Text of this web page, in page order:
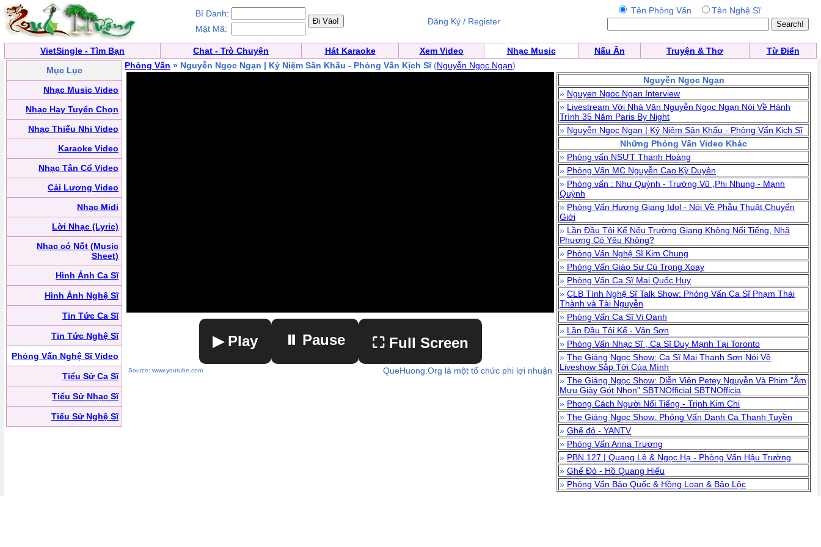
Bí Danh:
Mật Mã:
Đăng Ký / Register
Tên Phỏng Vấn Tên Nghệ Sĩ
VietSingle - Tìm Bạn Chat - Trò Chuyện Hát Karaoke Xem Video Nhạc Music Nấu Ăn Truyện & Thơ
Từ Điển
Mục Lục
Nhạc Music Video
Nhạc Hay Tuyển Chọn
Nhạc Thiếu Nhi Video
Karaoke Video
Nhạc Tân Cổ Video
Cải Lương Video
Nhạc Midi
Lời Nhạc (Lyric)
Nhạc có Nốt (Music
Sheet)
Hình Ảnh Ca Sĩ
Hình Ảnh Nghệ Sĩ
Tin Tức Ca Sĩ
Tin Tức Nghệ Sĩ
Phỏng Vấn Nghệ Sĩ Video
Tiểu Sử Ca Sĩ
Tiểu Sử Nhạc Sĩ
Tiểu Sử Nghệ Sĩ
Phỏng Vấn » Nguyễn Ngọc Ngạn | Kỷ Niệm Sân Khấu - Phỏng Vấn Kịch Sĩ(Nguyễn Ngọc Ngạn)
▶ Play ⏸ Pause ⛶ Full Screen
Source: www.youtube.com QueHuong.Org là một tổ chức phi lợi nhuận
Nguyễn Ngọc Ngạn
» Nguyen Ngoc Ngan Interview
» Livestream Với Nhà Văn Nguyễn Ngọc Ngạn Nói Về Hành
Trình 35 Năm Paris By Night
» Nguyễn Ngọc Ngạn | Kỷ Niệm Sân Khấu - Phỏng Vấn Kịch Sĩ
Những Phỏng Vấn Video Khác
» Phỏng vấn NSƯT Thanh Hoàng
» Phỏng Vấn MC Nguyễn Cao Kỳ Duyên
» Phỏng vấn : Như Quỳnh - Trường Vũ ,Phi Nhung - Mạnh
Quỳnh
» Phỏng Vấn Hương Giang Idol - Nói Về Phẫu Thuật Chuyển
Giới
» Lần Đầu Tôi Kể Nếu Trường Giang Không Nổi Tiếng, Nhã
Phương Có Yêu Không?
» Phỏng Vấn Nghệ Sĩ Kim Chung
» Phỏng Vấn Giáo Sư Cù Trọng Xoay
» Phỏng Vấn Ca Sĩ Mai Quốc Huy
» CLB Tình Nghệ Sĩ Talk Show: Phỏng Vấn Ca Sĩ Phạm Thái
Thành và Tài Nguyễn
» Phỏng Vấn Ca Sĩ Vi Oanh
» Lần Đầu Tôi Kể - Vân Sơn
» Phỏng Vấn Nhạc Sĩ , Ca Sĩ Duy Mạnh Tại Toronto
» The Giáng Ngọc Show: Ca Sĩ Mai Thanh Sơn Nói Về
Liveshow Sắp Tới Của Mình
» The Giáng Ngọc Show: Diễn Viên Petey Nguyễn Và Phim "Âm
Mưu Giày Gót Nhọn" SBTNOfficial SBTNOfficia
» Phong Cách Người Nổi Tiếng - Trịnh Kim Chi
» The Giáng Ngọc Show: Phỏng Vấn Danh Ca Thanh Tuyền
» Ghế đỏ - YANTV
» Phỏng Vấn Anna Trương
» PBN 127 | Quang Lê & Ngọc Hạ - Phỏng Vấn Hậu Trường
» Ghế Đỏ - Hồ Quang Hiếu
» Phỏng Vấn Bảo Quốc & Hồng Loan & Bảo Lộc